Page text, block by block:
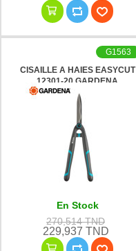
CISAILLE A HAIES EASYCUT
12301-20 GARDENA
G1563
En Stock
270,514 TND
229,937 TND